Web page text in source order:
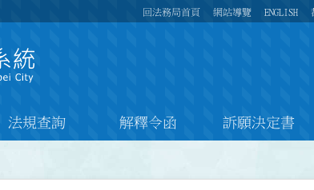
回法務局首頁 網站導覽 ENGLISH
法規查詢 解釋令函 訴願決定書